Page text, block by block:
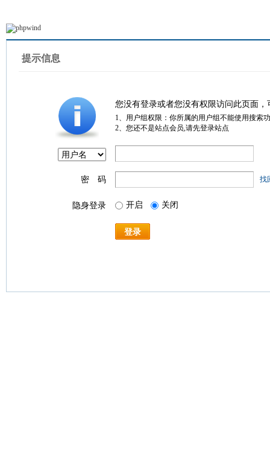
提示信息
您没有登录或者您没有权限访问此页面
1、用户组权限：你所属的用户组不能使用搜索
2、您还不是站点会员,请先登录站点
密 码 找
隐身登录 开启 关闭
登录